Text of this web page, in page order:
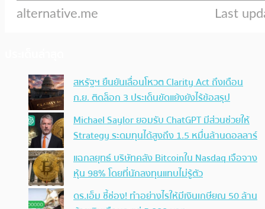
สหรัฐฯ ยืนยันเลื่อนโหวต Clarity Act ถึงเดือน
ก.ย. ติดล็อก 3 ประเด็นขัดแย้งยังไร้ข้อสรุป
Michael Saylor ยอมรับ ChatGPT มีส่วนช่วยให้
Strategy ระดมทุนได้สูงถึง 1.5 หมื่นล้านดอลลาร์
แฉกลยุทธ์ บริษัทคลัง Bitcoinใน Nasdaq เจือจาง
หุ้น 98% โดยที่นักลงทุนแทบไม่รู้ตัว
ดร.เอ็ม ชี้ช่อง! ทำอย่างไรให้มีเงินเกษียณ 50 ล้าน